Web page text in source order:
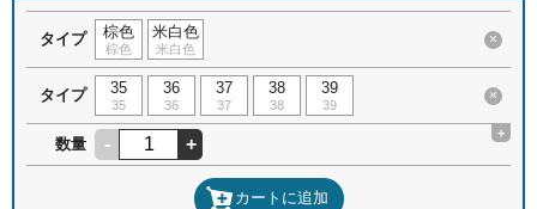
タイプ 棕色
棕色
米白色
米白色
×
タイプ 35
35
36
36
37
37
38
38
39
39
×
数量 - +
+
カートに追加